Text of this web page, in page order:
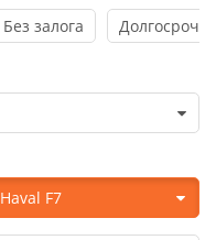
Без залога
Haval F7